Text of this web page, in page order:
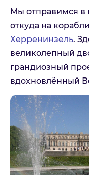
Мы отправимся в
откуда на
Херренинзель.
великолепный
грандиозный
вдохновлённый